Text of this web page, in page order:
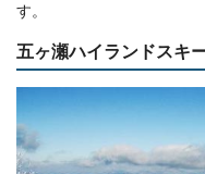
す。
五ヶ瀬ハイランドスキ